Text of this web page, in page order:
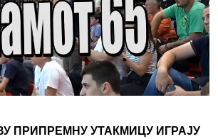
ПРИПРЕМНУ УТАКМИЦУ ИГРАЈУ